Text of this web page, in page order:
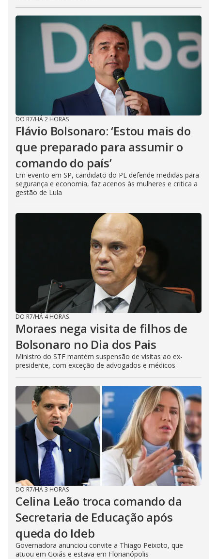
DO R7/HÁ 2 HORAS
Flávio Bolsonaro: ‘Estou mais do
que preparado para assumir o
comando do país’
Em evento em SP, candidato do PL defende medidas para
segurança e economia, faz acenos às mulheres e critica a
gestão de Lula
DO R7/HÁ 4 HORAS
Moraes nega visita de filhos de
Bolsonaro no Dia dos Pais
Ministro do STF mantém suspensão de visitas ao ex-
presidente, com exceção de advogados e médicos
DO R7/HÁ 3 HORAS
Celina Leão troca comando da
Secretaria de Educação após
queda do Ideb
Governadora anunciou convite a Thiago Peixoto, que
atuou em Goiás e estava em Florianópolis